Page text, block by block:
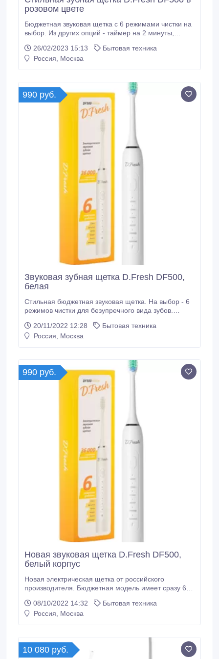
розовом цвете
Бюджетная звуковая щетка с 6 режимами чистки на
выбор. Из других опций - таймер на 2 минуты,
заряжать раз в месяц. 2 сменные насадки - в
базовом наборе. Сайт - https://dfresh.ru/index.php?
26/02/2023 15:13
Бытовая техника
Россия, Москва
990 руб.
Звуковая зубная щетка D.Fresh DF500,
белая
Стильная бюджетная звуковая щетка. На выбор - 6
режимов чистки для безупречного вида зубов.
чистки. На одной зарядке устройство работает
месяц. Сайт - https://dfresh.ru/index.php?
20/11/2022 12:28
Бытовая техника
Россия, Москва
990 руб.
Новая звуковая щетка D.Fresh DF500,
белый корпус
Новая электрическая щетка от российского
производителя. Бюджетная модель имеет сразу 6
36 тыс. в минуту. Таймер на 2 минуты помогает
соблюдать оптимальное время чистки для
08/10/2022 14:32
Бытовая техника
Россия, Москва
10 080 руб.